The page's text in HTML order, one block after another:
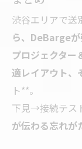
渋谷エリアで送
ら、DeBargeが
プロジェクター
適レイアウト、
ト**。
下見→接続テス
が伝わる忘れが